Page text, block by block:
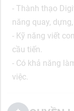
- Thành thạo
năng quay,
- Kỹ năng viết
cầu tiến.
- Có khả năng
việc.